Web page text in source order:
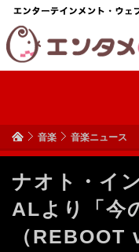
音楽 音楽ニュース
ナオト・イ
ALより「今
（